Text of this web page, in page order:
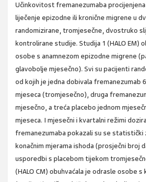
Učinkovitost fremanezumaba
liječenje epizodne ili kronične migrene u
randomizirane, tromjesečne, dvostruko
kontrolirane studije. Studija 1 (HALO EM)
osobe s anamnezom epizodne migrene
glavobolje mjesečno). Svi su pacijenti
od kojih je jedna dobivala fremanezumab
mjeseca (tromjesečno), druga
mjesečno, a treća placebo jednom
mjeseca. I mjesečni i kvartalni režimi
fremanezumaba pokazali su se statistički
konačnim mjerama ishoda (prosječni broj
usporedbi s placebom tijekom
(HALO CM) obuhvaćala je odrasle osobe s